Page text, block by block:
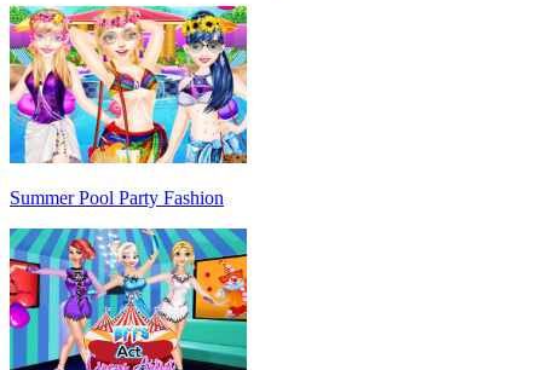
Summer Pool Party Fashion